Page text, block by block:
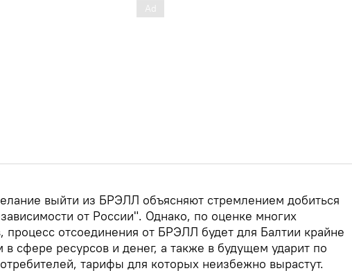
выйти из БРЭЛЛ объясняют стремлением добиться
от России". Однако, по оценке многих
процесс отсоединения от БРЭЛЛ будет для Балтии крайне
в сфере ресурсов и денег, а также в будущем ударит по
тарифы для которых неизбежно вырастут.